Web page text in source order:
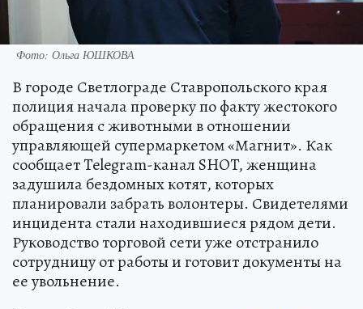
Фото: Ольга ЮШКОВА
В городе Светлограде Ставропольского края
полиция начала проверку по факту жестокого
обращения с животными в отношении
управляющей супермаркетом «Магнит». Как
сообщает Telegram-канал SHOT, женщина
задушила бездомных котят, которых
планировали забрать волонтеры. Свидетелями
инцидента стали находившиеся рядом дети.
Руководство торговой сети уже отстранило
сотрудницу от работы и готовит документы на
ее увольнение.